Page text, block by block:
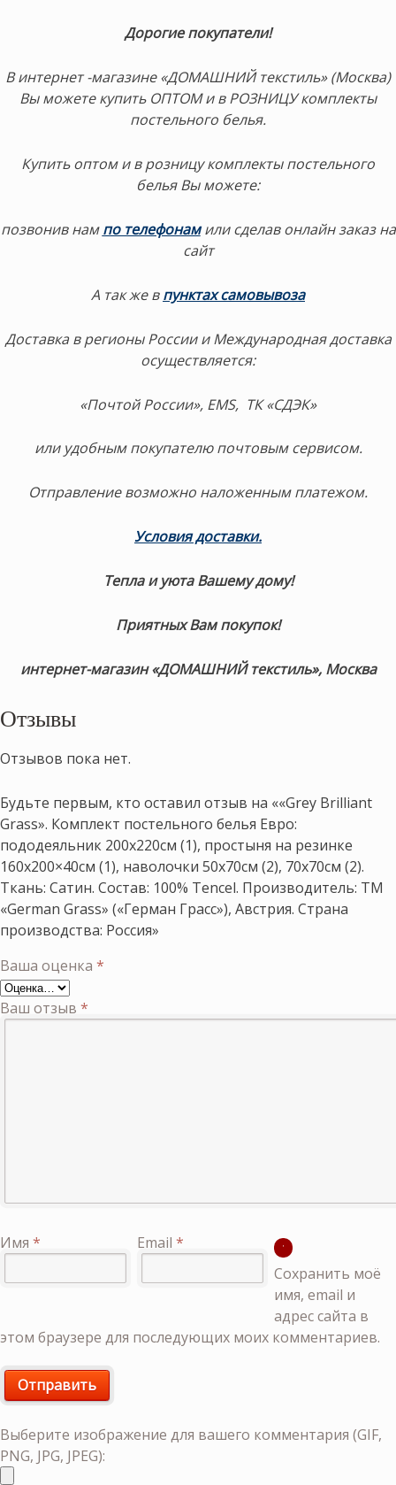
Дорогие покупатели!
В интернет -магазине «ДОМАШНИЙ текстиль» (Москва)
Вы можете купить ОПТОМ и в РОЗНИЦУ комплекты
постельного белья.
Купить оптом и в розницу комплекты постельного
белья Вы можете:
позвонив нампо телефонам или сделав онлайн заказ на
сайт
А так же в пунктах самовывоза
Доставка в регионы России и Международная доставка
осуществляется:
«Почтой России», EMS, ТК «СДЭК»
или удобным покупателю почтовым сервисом.
Отправление возможно наложенным платежом.
Условия доставки.
Тепла и уюта Вашему дому!
Приятных Вам покупок!
интернет-магазин «ДОМАШНИЙ текстиль», Москва
Отзывы
Отзывов пока нет.
Будьте первым, кто оставил отзыв на ««Grey Brilliant
Grass». Комплект постельного белья Евро:
пододеяльник 200х220см (1), простыня на резинке
160х200×40см (1), наволочки 50х70см (2), 70х70см (2).
Ткань: Сатин. Состав: 100% Tencel. Производитель: ТМ
«German Grass» («Герман Грасс»), Австрия. Страна
производства: Россия»
Ваша оценка *
Ваш отзыв *
Имя * Email *
Сохранить моё
имя, email и
адрес сайта в
этом браузере для последующих моих комментариев.
Выберите изображение для вашего комментария (GIF,
PNG, JPG, JPEG):